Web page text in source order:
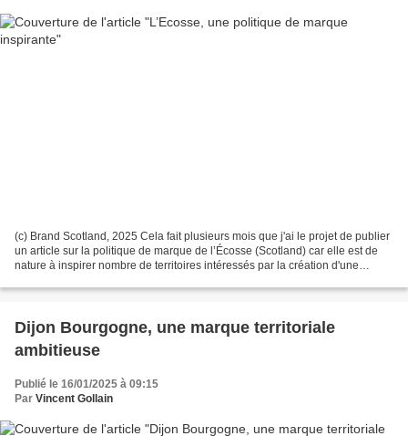
(c) Brand Scotland, 2025 Cela fait plusieurs mois que j'ai le projet de publier
un article sur la politique de marque de l’Écosse (Scotland) car elle est de
nature à inspirer nombre de territoires intéressés par la création d'une
Dijon Bourgogne, une marque territoriale
ambitieuse
Publié le 16/01/2025 à 09:15
Par Vincent Gollain